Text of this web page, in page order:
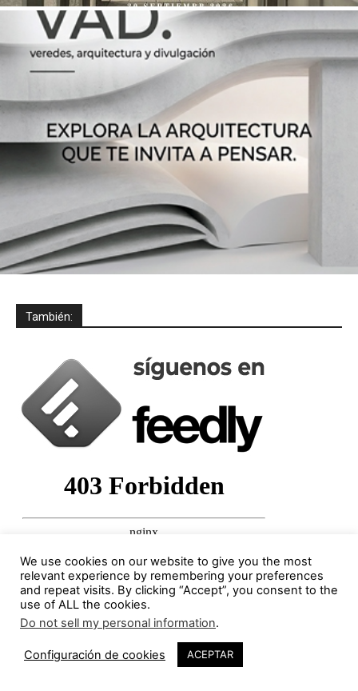
También:
Columnistas destacados
121 Publicaciones 0 COMENTARIOS
We use cookies on our website to give you the most
relevant experience by remembering your preferences
and repeat visits. By clicking “Accept”, you consent to the
use of ALL the cookies.
Do not sell my personal information.
Configuración de cookies ACEPTAR